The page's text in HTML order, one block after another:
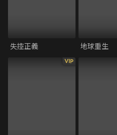
失控正義 地球重生
VIP